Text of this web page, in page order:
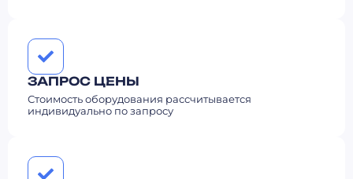
ЗАПРОС ЦЕНЫ
Стоимость оборудования рассчитывается
индивидуально по запросу